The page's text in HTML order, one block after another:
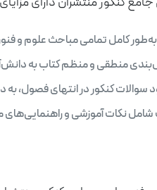
کامل تمامی مباحث علوم و
منطقی و منظم کتاب به
سوالات کنکور در انتهای فصول، به
نکات آموزشی و راهنمایی‌های